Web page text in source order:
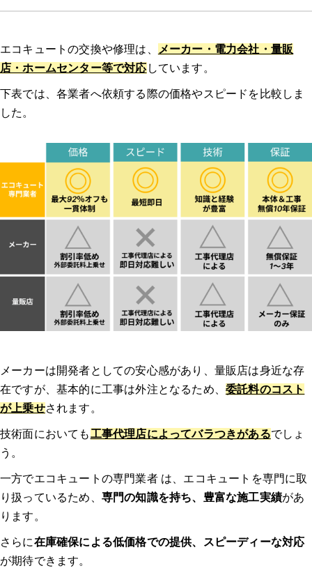
交換できるくんの口コミ
ガスペックの口コミ
住設ドットコム 福岡工事支部（永野設備工業株式会社 ）
大問屋 福岡南店
安心堂 福岡店
給湯器・エコキュートの補助金は、「知らないと損！」
給湯省エネ2026事業
購入・交換前に知っておくべき注意点
事前に相見積もりを取る
保証内容を確認する
修理実績をチェックする
エコキュートの修理費用と交換費用の相場
エコキュートの修理費用の相場
エコキュートの交換や修理は、
メーカー・電力会社・量販
店・ホームセンター等で対応 しています。
下表では、各業者へ依頼する際の価格やスピードを比較しま
した。
メーカーは開発者としての安心感があり、量販店は身近な存
在ですが、基本的に工事は外注となるため、 委託料のコスト
が上乗せされます。
技術面においても工事代理店によってバラつきがあるでしょ
う。
一方でエコキュートの専門業者 は、エコキュートを専門に取
り扱っているため、 専門の知識を持ち、豊富な施工実績があ
ります。
さらに在庫確保による低価格での提供、スピーディーな対応
が期待できます。